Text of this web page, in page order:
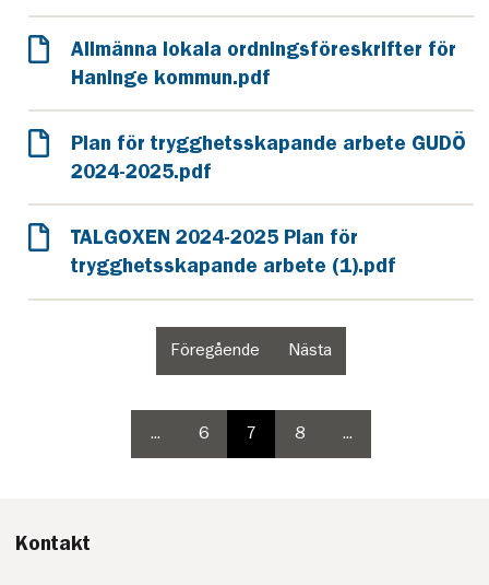
Allmänna lokala ordningsföreskrifter för
Haninge kommun.pdf
Plan för trygghetsskapande arbete GUDÖ
2024-2025.pdf
TALGOXEN 2024-2025 Plan för
trygghetsskapande arbete (1).pdf
Föregående
sida
i
Nästa
sida
i
...sida
5
paginering
sida
6
paginering
sida
7
paginering
sida
8 ...sida
9
Kontakt